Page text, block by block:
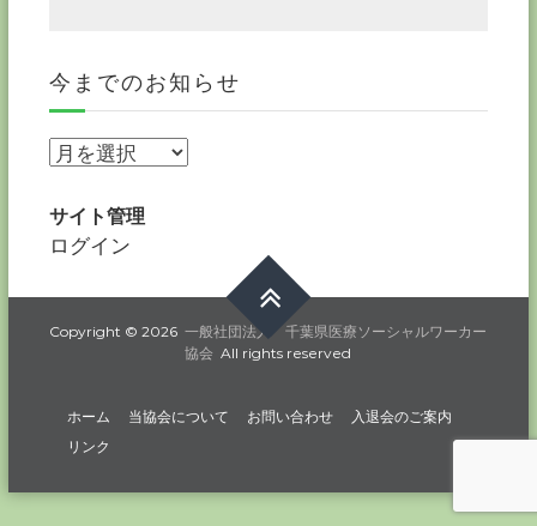
今までのお知らせ
今
で
の
知
ら
サイト管理
ログイン
Copyright © 2026一般社団法人 千葉県医療ソーシャルワーカー
協会 All rights reserved
ホーム 当協会について お問い合わせ
入退会のご案内
リンク